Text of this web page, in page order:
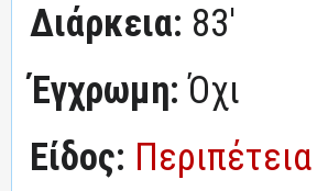
Διάρκεια: 83'
Έγχρωμη:Όχι
Είδος: Περιπέτεια